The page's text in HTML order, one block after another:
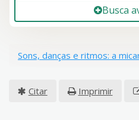
Busca
Sons, danças e ritmos: a
Citar Imprimir